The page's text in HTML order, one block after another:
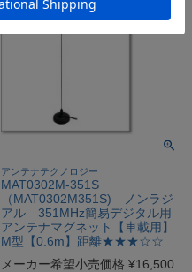
アンテナテクノロジー
MAT0302M-351S
（MAT0302M351S) ノンラジ
アル 351MHz簡易デジタル用
アンテナマグネット【車載用】
M型【0.6m】距離★★★☆☆
メーカー希望小売価格 ¥16,500